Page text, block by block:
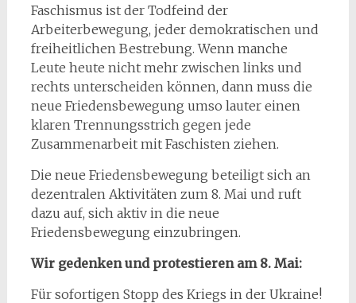
Faschismus ist der Todfeind der
Arbeiterbewegung, jeder demokratischen und
freiheitlichen Bestrebung. Wenn manche
Leute heute nicht mehr zwischen links und
rechts unterscheiden können, dann muss die
neue Friedensbewegung umso lauter einen
klaren Trennungsstrich gegen jede
Zusammenarbeit mit Faschisten ziehen.
Die neue Friedensbewegung beteiligt sich an
dezentralen Aktivitäten zum 8. Mai und ruft
dazu auf, sich aktiv in die neue
Friedensbewegung einzubringen.
Wir gedenken und protestieren am 8. Mai:
Für sofortigen Stopp des Kriegs in der Ukraine!